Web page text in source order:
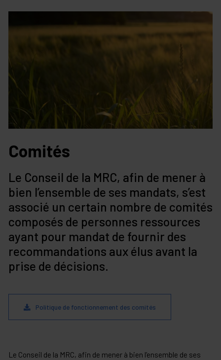
Comités
Le Conseil de la MRC, afin de mener à
bien l’ensemble de ses mandats, s’est
associé un certain nombre de comités
composés de personnes ressources
ayant pour mandat de fournir des
recommandations aux élus avant la
prise de décisions.
Politique de fonctionnement des comités
Le Conseil de la MRC, afin de mener à bien l’ensemble de ses